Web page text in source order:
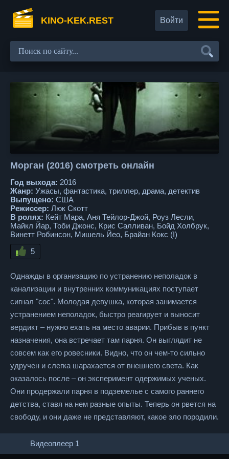
KINO-KEK.REST Войти
Морган (2016) смотреть онлайн
Год выхода: 2016
Жанр: Ужасы, фантастика, триллер, драма, детектив
Выпущено: США
Режиссер: Люк Скотт
В ролях: Кейт Мара, Аня Тейлор-Джой, Роуз Лесли,
Майкл Йар, Тоби Джонс, Крис Салливан, Бойд Холбрук,
Винетт Робинсон, Мишель Йео, Брайан Кокс (I)
5
Однажды в организацию по устранению неполадок в
канализации и внутренних коммуникациях поступает
сигнал "сос". Молодая девушка, которая занимается
устранением неполадок, быстро реагирует и выносит
вердикт – нужно ехать на место аварии. Прибыв в пункт
назначения, она встречает там парня. Он выглядит не
совсем как его ровесники. Видно, что он чем-то сильно
удручен и слегка шарахается от внешнего света. Как
оказалось после – он эксперимент одержимых ученых.
Они продержали парня в подземелье с самого раннего
детства, ставя на нем разные опыты. Теперь он рвется на
свободу, и они даже не представляют, какое зло породили.
Видеоплеер 1